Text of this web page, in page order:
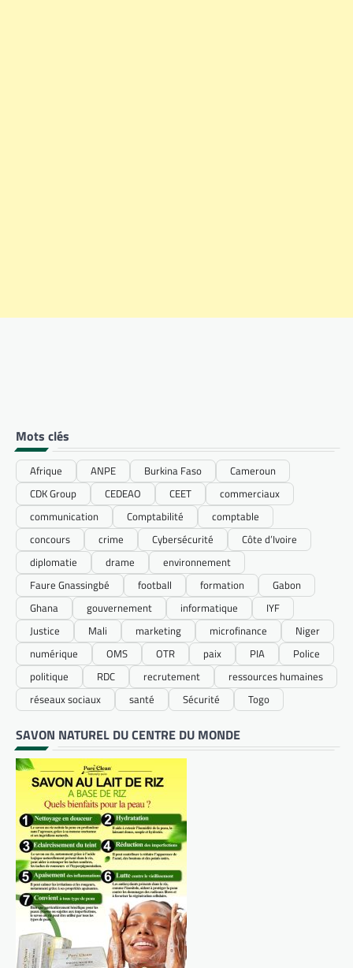
Mots clés
Afrique ANPE Burkina Faso
Cameroun
CDK Group
CEDEAO CEET
commerciaux
communication
Comptabilité
comptable
concours
crime Cybersécurité
Côte d’Ivoire
diplomatie
drame
environnement
Faure Gnassingbé
football formation
Gabon
Ghana
gouvernement informatique
IYF
Justice
Mali marketing microfinance
Niger
numérique
OMS OTR paix PIA
Police
politique
RDC recrutement
ressources humaines
réseaux sociaux
santé Sécurité Togo
SAVON NATUREL DU CENTRE DU MONDE